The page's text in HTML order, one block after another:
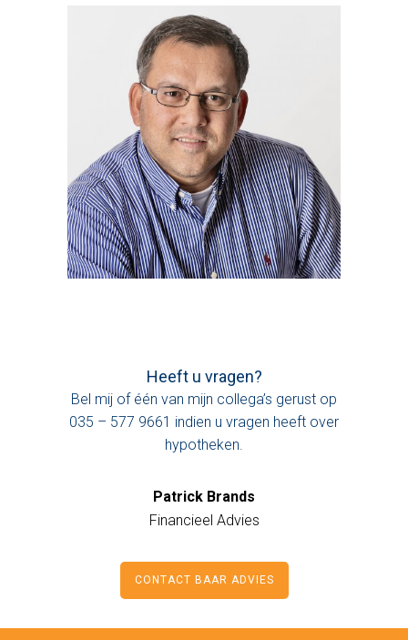
Heeft u vragen?
Bel mij of één van mijn collega’s gerust op
035 – 577 9661 indien u vragen heeft over
hypotheken.
Patrick Brands
Financieel Advies
CONTACT BAAR ADVIES